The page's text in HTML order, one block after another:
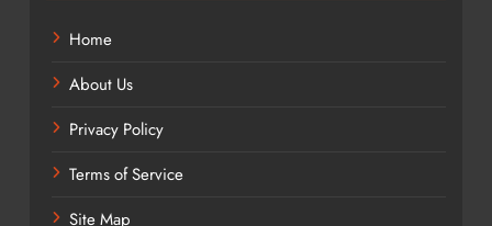
Home
About Us
Privacy Policy
Terms of Service
Site Map